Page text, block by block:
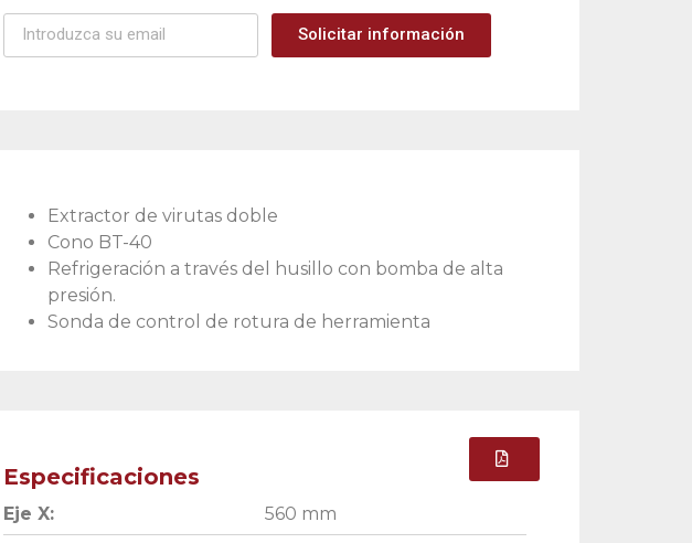
Solicitar información
Extractor de virutas doble
Cono BT-40
Refrigeración a través del husillo con bomba de alta
presión.
Sonda de control de rotura de herramienta
Especificaciones
Eje X: 560 mm